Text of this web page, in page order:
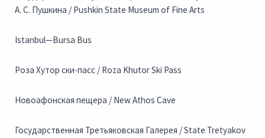
А. С. Пушкина / Pushkin State Museum of Fine Arts
Istanbul—Bursa Bus
Роза Хутор ски-пасс / Roza Khutor Ski Pass
Новоафонская пещера / New Athos Cave
Государственная Третьяковская Галерея / State Tretyakov